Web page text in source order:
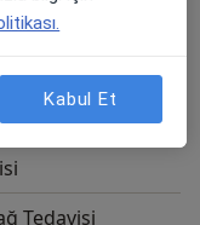
Tedavisi
Kabul Et